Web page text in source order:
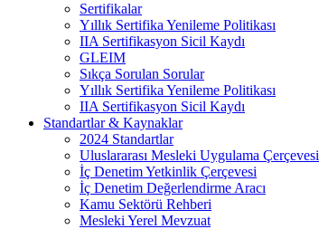
Sertifikalar
Yıllık Sertifika Yenileme Politikası
IIA Sertifikasyon Sicil Kaydı
GLEIM
Sıkça Sorulan Sorular
Yıllık Sertifika Yenileme Politikası
IIA Sertifikasyon Sicil Kaydı
Standartlar & Kaynaklar
2024 Standartlar
Uluslararası Mesleki Uygulama Çerçevesi
İç Denetim Yetkinlik Çerçevesi
İç Denetim Değerlendirme Aracı
Kamu Sektörü Rehberi
Mesleki Yerel Mevzuat